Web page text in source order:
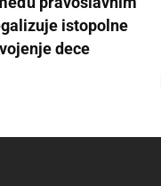
istopolne
dece